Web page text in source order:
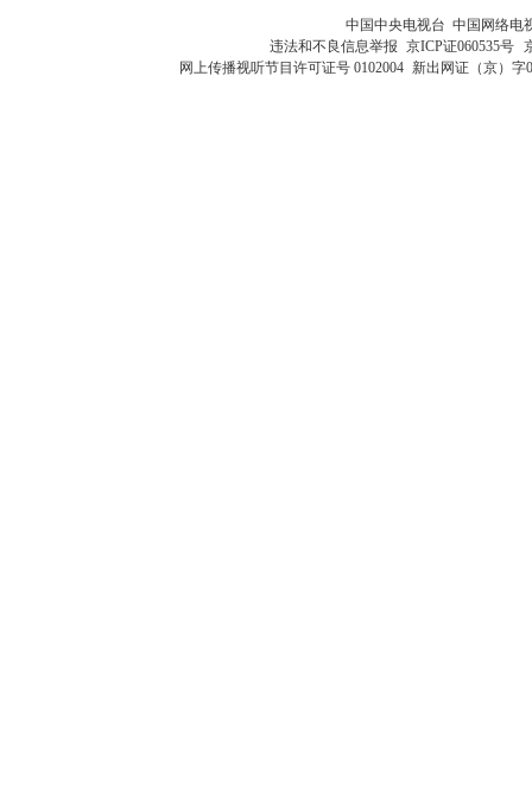
中国中央电视台 中国网络电
违法和不良信息举报 京ICP证060535号
网上传播视听节目许可证号 0102004 新出网证（京）